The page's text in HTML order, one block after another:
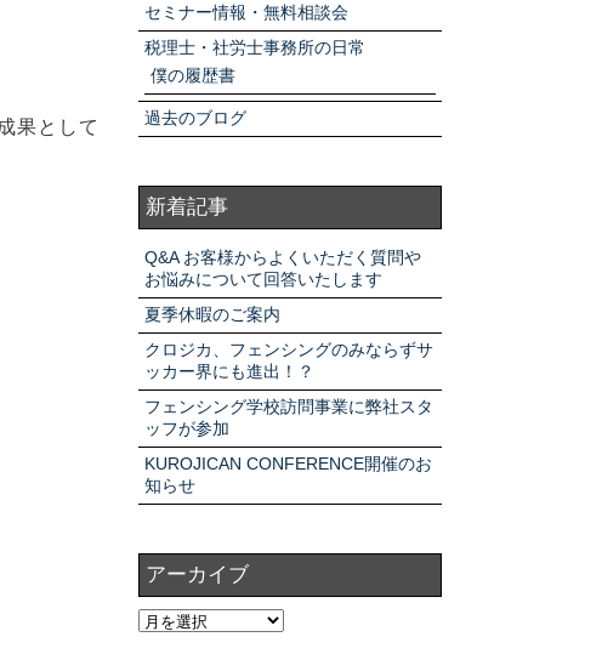
果として
セミナー情報・無料相談会
税理士・社労士事務所の日常
僕の履歴書
過去のブログ
新着記事
Q&A お客様からよくいただく質問や
お悩みについて回答いたします
夏季休暇のご案内
クロジカ、フェンシングのみならずサ
ッカー界にも進出！？
フェンシング学校訪問事業に弊社スタ
ッフが参加
KUROJICAN CONFERENCE開催のお
知らせ
アーカイブ
お問合せフォーム